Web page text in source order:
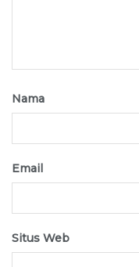
Nama
Email
Situs Web